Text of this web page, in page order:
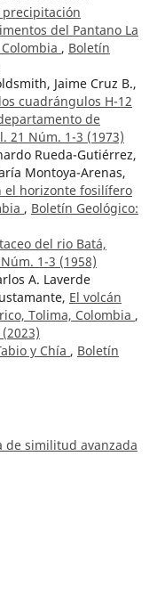
del Pantano La
, Boletín
Jaime Cruz B.,
cuadrángulos H-12
de
21 Núm. 1-3 (1973)
Rueda-Gutiérrez,
Montoya-Arenas,
el horizonte fosilífero
, Boletín Geológico:
del rio Batá,
1-3 (1958)
A. Laverde
El volcán
Tolima, Colombia ,
y Chía , Boletín
similitud avanzada